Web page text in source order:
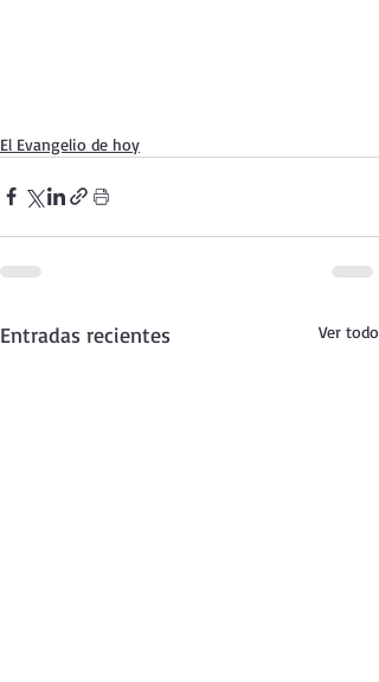
El Evangelio de hoy
Entradas recientes Ver todo